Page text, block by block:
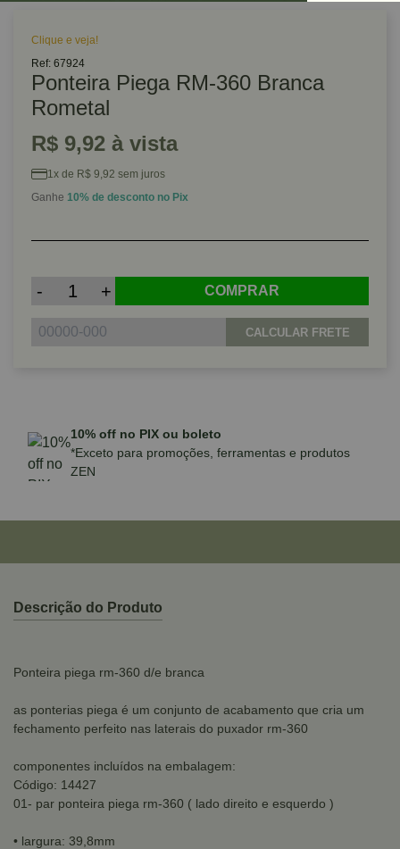
Clique e veja!
Ref: 67924
Ponteira Piega RM-360 Branca
Rometal
R$ 9,92 à vista
1x de R$ 9,92 sem juros
Ganhe 10% de desconto no Pix
- + COMPRAR
CALCULAR FRETE
10% off no PIX ou boleto
*Exceto para promoções, ferramentas e produtos
ZEN
Descrição do Produto
Ponteira piega rm-360 d/e branca
as ponterias piega é um conjunto de acabamento que cria um
fechamento perfeito nas laterais do puxador rm-360
componentes incluídos na embalagem:
Código: 14427
01- par ponteira piega rm-360 ( lado direito e esquerdo )
• largura: 39,8mm